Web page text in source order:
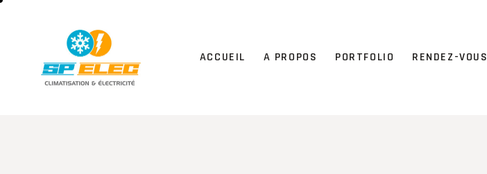
ACCUEIL A PROPOS PORTFOLIO RENDEZ-VOUS